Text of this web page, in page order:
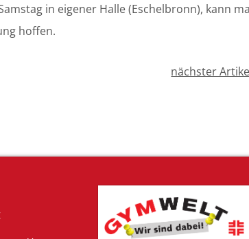
in eigener Halle (Eschelbronn), kann
hoffen.
nächster